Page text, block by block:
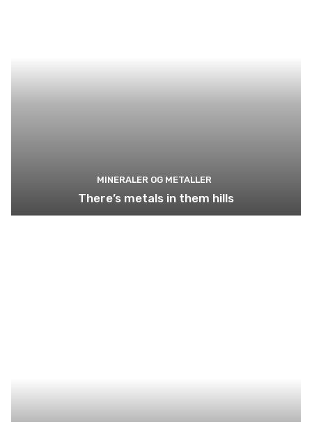
MINERALER OG METALLER
There’s metals in them hills